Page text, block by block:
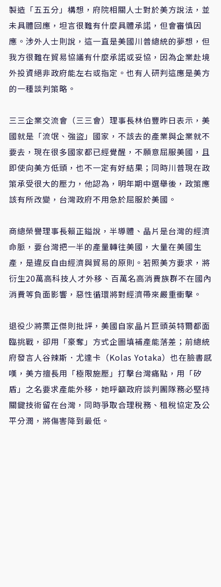
製造「五五分」構想，府院相關人士對於美方說法，並
未具體回應，坦言很難有什麼具體承諾，但會審慎因
應。涉外人士則說，這一直是美國川普總統的夢想，但
我方很難在貿易協議有什麼承諾或妥協，因為企業赴境
外投資絕非政府能左右或指定。也有人研判這應是美方
的一種談判策略。
三三企業交流會（三三會）理事長林伯豐昨日表示，美
國就是「流氓、強盜」國家，不該去的產業與企業就不
要去，現在很多國家都已經覺醒，不願意屈服美國，且
即使向美方低頭，也不一定有好結果；同時川普現在政
策承受很大的壓力，他認為，明年期中選舉後，政策應
該有所改變，台灣政府不用急於屈服於美國。
商總榮譽理事長賴正鎰說，半導體、晶片是台灣的經濟
命脈，要台灣把一半的產量轉往美國，大量在美國生
產，是違反自由經濟與貿易的原則。若照美方要求，將
衍生20萬高科技人才外移、百萬名高消費族群不在國內
消費等負面影響，惡性循環將對經濟帶來嚴重衝擊。
退役少將栗正傑則批評，美國自家晶片巨頭英特爾都面
臨挑戰，卻用「豪奪」方式企圖填補產能落差；前總統
府發言人谷辣斯．尤達卡（Kolas Yotaka）也在臉書感
嘆，美方擅長用「極限施壓」打擊台灣痛點，用「矽
盾」之名要求產能外移，她呼籲政府談判團隊務必堅持
關鍵技術留在台灣，同時爭取合理稅務、租稅協定及公
平分潤，將傷害降到最低。